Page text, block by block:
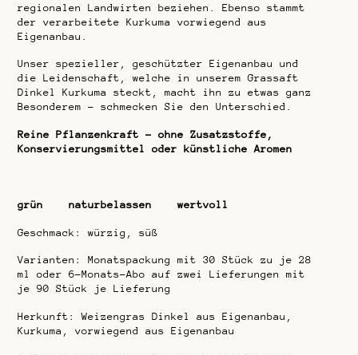
regionalen Landwirten beziehen. Ebenso stammt
der verarbeitete Kurkuma vorwiegend aus
Eigenanbau.
Unser spezieller, geschützter Eigenanbau und
die Leidenschaft, welche in unserem Grassaft
Dinkel Kurkuma steckt, macht ihn zu etwas ganz
Besonderem – schmecken Sie den Unterschied.
Reine Pflanzenkraft – ohne Zusatzstoffe,
Konservierungsmittel oder künstliche Aromen
grün naturbelassen wertvoll
Geschmack: würzig, süß
Varianten: Monatspackung mit 30 Stück zu je 28
ml oder 6-Monats-Abo auf zwei Lieferungen mit
je 90 Stück je Lieferung
Herkunft: Weizengras Dinkel aus Eigenanbau,
Kurkuma, vorwiegend aus Eigenanbau